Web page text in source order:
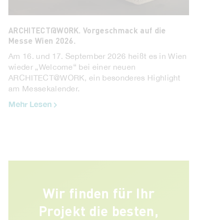
ARCHITECT@WORK. Vorgeschmack auf die
Messe Wien 2026.
Am 16. und 17. September 2026 heißt es in Wien
wieder „Welcome“ bei einer neuen
ARCHITECT@WORK, ein besonderes Highlight
am Messekalender.
Mehr Lesen
Wir finden für Ihr
Projekt die besten,
Zinco. Begrüntes Satteldach.
Begrünte Satteldächer sind leider immer noch
die Ausnahme, doch auch hier gelten die
vielfältigen Vorteile eines Gründachs, wie zum
Beispiel Schutz der ...
Mehr Lesen